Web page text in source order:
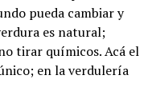
pueda cambiar y
es natural;
tirar químicos. Acá el
en la verdulería